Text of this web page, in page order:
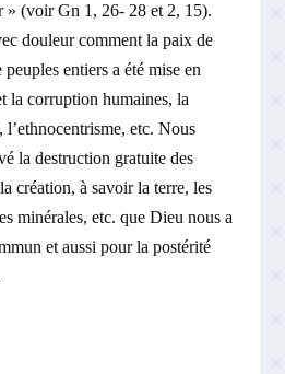
» (voir Gn 1, 26- 28 et 2, 15).
douleur comment la paix de
entiers a été mise en
la corruption humaines, la
l’ethnocentrisme, etc. Nous
la destruction gratuite des
création, à savoir la terre, les
minérales, etc. que Dieu nous a
et aussi pour la postérité